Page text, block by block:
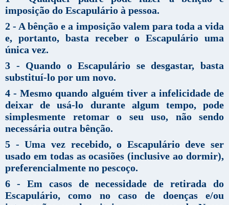
imposição do Escapulário à pessoa.
2 - A bênção e a imposição valem para toda a vida
e, portanto, basta receber o Escapulário uma
única vez.
3 - Quando o Escapulário se desgastar, basta
substituí-lo por um novo.
4 - Mesmo quando alguém tiver a infelicidade de
deixar de usá-lo durante algum tempo, pode
simplesmente retomar o seu uso, não sendo
necessária outra bênção.
5 - Uma vez recebido, o Escapulário deve ser
usado em todas as ocasiões (inclusive ao dormir),
preferencialmente no pescoço.
6 - Em casos de necessidade de retirada do
Escapulário, como no caso de doenças e/ou